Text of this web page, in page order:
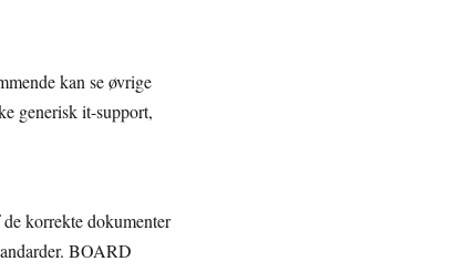
kan se øvrige
generisk it-support,
korrekte dokumenter
BOARD